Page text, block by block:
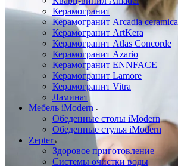
Керамогранит
Керамогранит Arcadia ceramica
Керамогранит ArtKera
Керамогранит Atlas Concorde
Керамогранит Azario
Керамогранит ENNFACE
Керамогранит Lamore
Керамогранит Vitra
Ламинат
Мебель iModern
Обеденные столы iModern
Обеденные стулья iModern
Zepter
Здоровое приготовление
Системы очистки воды